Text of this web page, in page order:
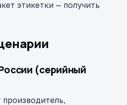
этикетки — получить
(серийный
производитель,